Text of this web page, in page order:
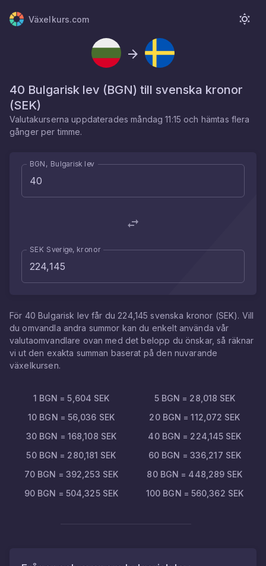
Växelkurs.com
40 Bulgarisk lev (BGN) till svenska kronor
(SEK)
Valutakurserna uppdateradesmåndag 11:15 och hämtas flera
gånger per timme.
BGN, Bulgarisk lev
SEK Sverige, kronor
För 40 Bulgarisk lev får du 224,145 svenska kronor (SEK). Vill
du omvandla andra summor kan du enkelt använda vår
valutaomvandlare ovan med det belopp du önskar, så räknar
vi ut den exakta summan baserat på den nuvarande
växelkursen.
1 BGN =5,604 SEK 5 BGN = 28,018 SEK
10 BGN = 56,036 SEK 20 BGN =112,072 SEK
30 BGN = 168,108 SEK 40 BGN = 224,145 SEK
50 BGN = 280,181 SEK 60 BGN = 336,217 SEK
70 BGN = 392,253 SEK 80 BGN = 448,289 SEK
90 BGN = 504,325 SEK 100 BGN = 560,362 SEK